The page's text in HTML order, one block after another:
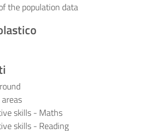
the population data
skills - Maths
skills - Reading